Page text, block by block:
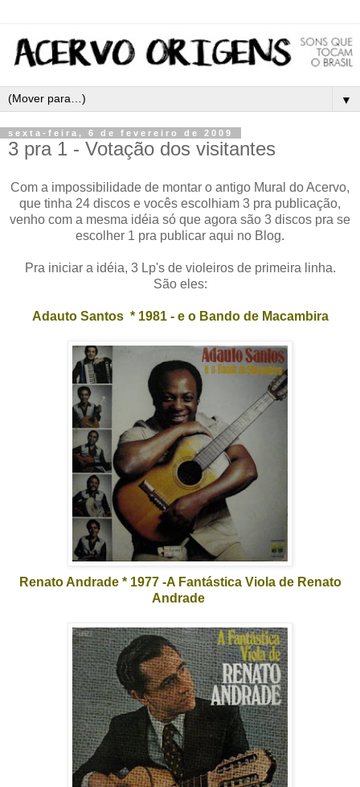
▼
sexta-feira, 6 de fevereiro de 2009
3 pra 1 - Votação dos visitantes
Com a impossibilidade de montar o antigo Mural do Acervo,
que tinha 24 discos e vocês escolhiam 3 pra publicação,
venho com a mesma idéia só que agora são 3 discos pra se
escolher 1 pra publicar aqui no Blog.
Pra iniciar a idéia, 3 Lp's de violeiros de primeira linha.
São eles:
Adauto Santos * 1981 - e o Bando de Macambira
Renato Andrade * 1977 -A Fantástica Viola de Renato
Andrade